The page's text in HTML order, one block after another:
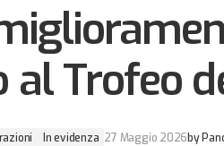
al Trofeo
In evidenza 27 Maggio 2026by